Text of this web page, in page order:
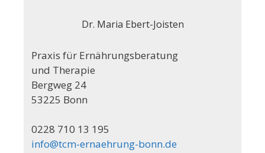
Dr. Maria Ebert-Joisten
Praxis für Ernährungsberatung
und Therapie
Bergweg 24
53225 Bonn
0228 710 13 195
info@tcm-ernaehrung-bonn.de